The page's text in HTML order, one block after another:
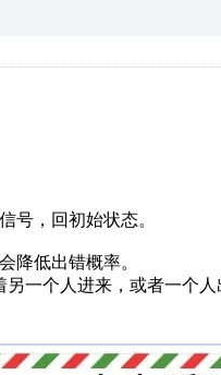
号，回初始状态。
降低出错概率。
一个人进来，或者一个